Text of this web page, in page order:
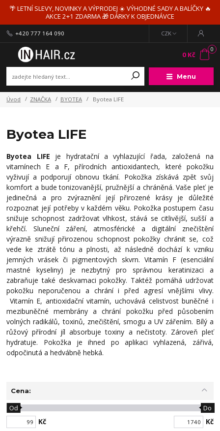
🌴 LETNÍ SLEVY, NOVINKY A VÝPRODEJ ☀️ VÝHODNÉ SADY A BALÍČKY 🔥
AKCE 2+1 ZDARMA 🎁 DÁRKY K OBJEDNÁVCE
Menu
CZK
+420 777 164 090
0
0 Kč
Úvod ZNAČKA BYOTEA Byotea LIFE
Byotea LIFE
Byotea LIFE je hydratační a vyhlazující řada, založená na
vitamínech E a F, přírodních antioxidantech, které pokožku
vyživují a podporují obnovu tkání. Pokožka získává zpět svůj
komfort a bude tonizovanější, pružnější a chráněná. Vaše pleť je
jedinečná a pro zvýraznění její přirozené krásy je důležité
rozpoznat její potřeby v každém věku. Pokožka postupem času
snižuje schopnost zadržovat vlhkost, stává se citlivější, sušší a
křehčí. Sluneční záření, atmosférické a digitální znečištění
výrazně snižují přirozenou schopnost pokožky chránit se, což
vede ke ztrátě tónu a plnosti, až následně dochází k vzniku
jemných vrásek či pigmentových skvrn. Vitamín F (esenciální
mastné kyseliny) je nezbytný pro správnou keratinizaci a
zabraňuje také deskvamaci pokožky. Taktéž pomáhá udržovat
pokožku neporučenou a chrání i před agresí vnějšími vlivy.
Vitamín E, antioxidační vitamín, uchovává celistvost buněčné i
mezibuněčné membrány a chrání pokožku před působením
volných radikálů, toxinů, znečištění, smogu a UV zářením. Bílý a
růžový přírodní jíl absorbuje toxiny a nečistoty. Zároveň pleť
hydratuje. Pokožka je ihned po aplikaci vyhlazená, zářivá,
odpočinutá a hedvábně hebká.
Cena:
Kč
Od Do
Kč